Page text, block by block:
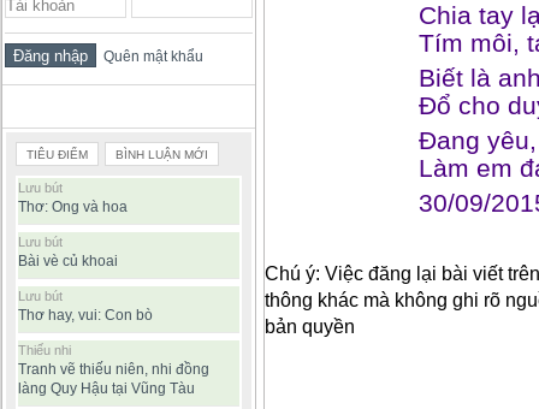
Quên mật khẩu
TIÊU ĐIỂM BÌNH LUẬN MỚI
Lưu bút
Thơ: Ong và hoa
Lưu bút
Bài vè củ khoai
Lưu bút
Thơ hay, vui: Con bò
Thiếu nhi
Tranh vẽ thiếu niên, nhi đồng
làng Quy Hậu tại Vũng Tàu
Chia tay
Tím môi,
Biết là
Đổ cho
Đang
Làm em
30/09/
Chú ý: Việc đăng lại bài viết
thông khác mà không ghi rõ
bản quyền